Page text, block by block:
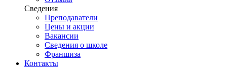
Сведения
Преподаватели
Цены и акции
Вакансии
Сведения о школе
Франшиза
Контакты